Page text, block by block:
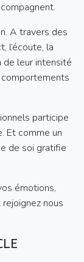
A travers des
l’écoute, la
de leur intensité
comportements
participe
Et comme un
de soi gratifie
émotions,
nous